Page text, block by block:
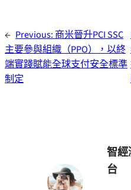
← Previous: 商米晉升PCI SSC
主要參與組織（PPO），以終
端實踐賦能全球支付安全標準
制定
智
台